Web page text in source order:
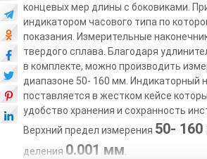
концевых мер длины с боковиками.
индикатором часового типа по
показания. Измерительные
твердого сплава. Благодаря
в комплекте, можно производить
диапазоне 50- 160 мм. Индикаторный
поставляется в жестком кейсе
удобство хранения и сохранность
Верхний предел измерения 50-
деления 0.001 мм